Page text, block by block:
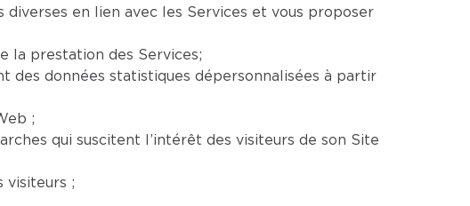
en lien avec les Services et vous proposer
la prestation des Services;
données statistiques dépersonnalisées à partir
;
qui suscitent l’intérêt des visiteurs de son Site
visiteurs ;